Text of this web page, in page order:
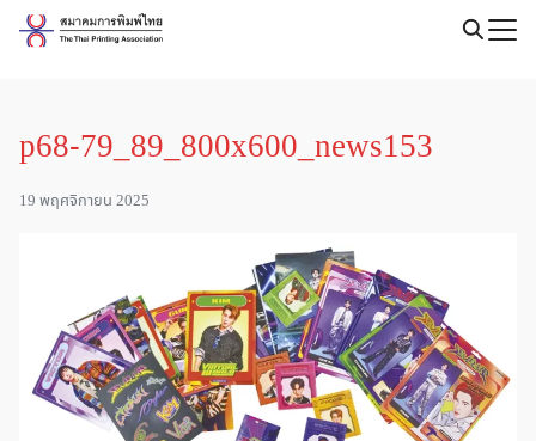
Skip
p68-79_89_800x600_news153
19 พฤศจิกายน 2025